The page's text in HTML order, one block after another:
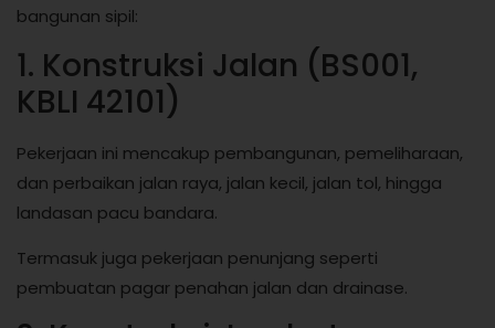
bangunan sipil:
1. Konstruksi Jalan (BS001,
KBLI 42101)
Pekerjaan ini mencakup pembangunan, pemeliharaan,
dan perbaikan jalan raya, jalan kecil, jalan tol, hingga
landasan pacu bandara.
Termasuk juga pekerjaan penunjang seperti
pembuatan pagar penahan jalan dan drainase.